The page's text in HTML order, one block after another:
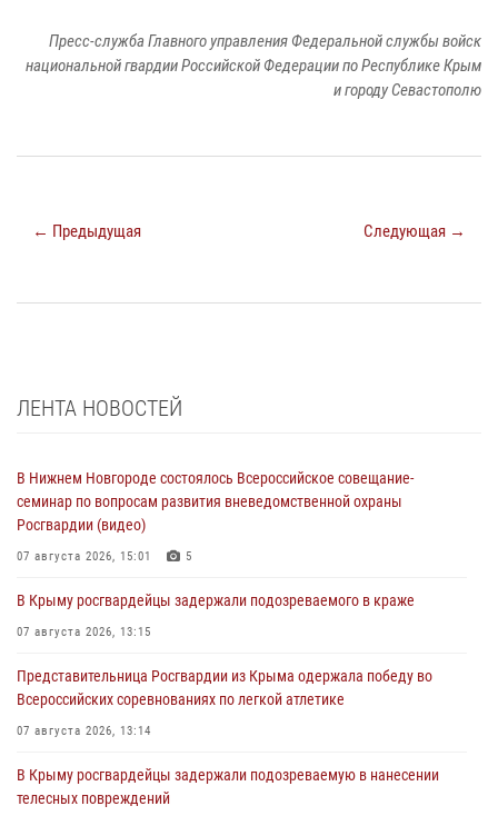
Пресс-служба Главного управления Федеральной службы войск
национальной гвардии Российской Федерации по Республике Крым
и городу Севастополю
← Предыдущая Следующая →
ЛЕНТА НОВОСТЕЙ
В Нижнем Новгороде состоялось Всероссийское совещание-
семинар по вопросам развития вневедомственной охраны
Росгвардии (видео)
07 августа 2026, 15:01 5
В Крыму росгвардейцы задержали подозреваемого в краже
07 августа 2026, 13:15
Представительница Росгвардии из Крыма одержала победу во
Всероссийских соревнованиях по легкой атлетике
07 августа 2026, 13:14
В Крыму росгвардейцы задержали подозреваемую в нанесении
телесных повреждений